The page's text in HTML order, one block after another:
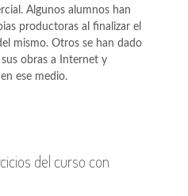
Algunos alumnos han
productoras al finalizar el
mismo. Otros se han dado
obras a Internet y
ese medio.
del curso con